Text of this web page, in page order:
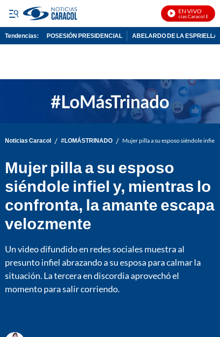
EN VIVO
Noticias Caracol En Vivo
Tendencias: POSESIÓN PRESIDENCIAL ABELARDO DE LA ESPRIELLA
Noticias Caracol / #LOMÁSTRINADO / Mujer pilla a su esposo siéndole infiel
Mujer pilla a su esposo
siéndole infiel y, mientras lo
confronta, la amante escapa
velozmente
Un video difundido en redes sociales muestra al
presunto infiel abrazando a su esposa para calmar la
situación. La tercera en discordia aprovechó el
momento para salir corriendo.